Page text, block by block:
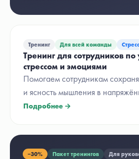
Тренинг Для всей команды
Тренинг для сотрудников
стрессом и эмоциями
Помогаем сотрудникам
и ясность мышления в
Подробнее →
−30% Пакет тренингов Для